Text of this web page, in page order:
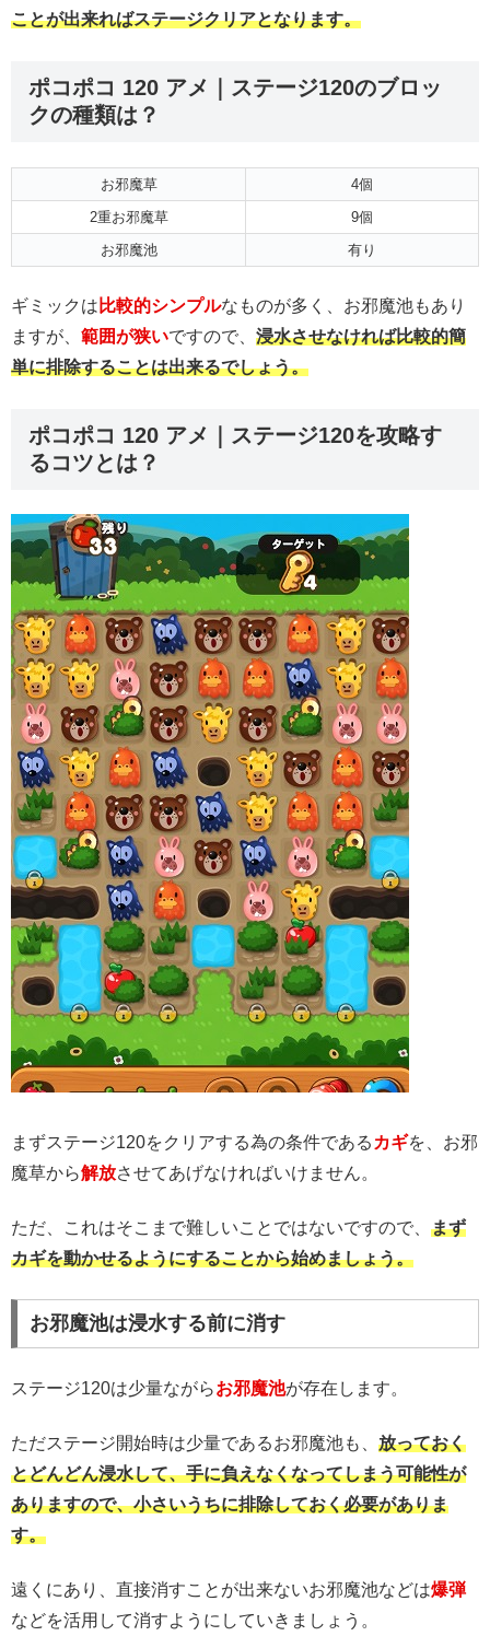
ことが出来ればステージクリアとなります。
ポコポコ 120 アメ｜ステージ120のブロッ
クの種類は？
お邪魔草
4個
2重お邪魔草
9個
お邪魔池
有り
ギミックは 比較的シンプルなものが多く、お邪魔池もあり
ますが、 範囲が狭いですので、 浸水させなければ比較的簡
単に排除することは出来るでしょう。
ポコポコ 120 アメ｜ステージ120を攻略す
るコツとは？
まずステージ120をクリアする為の条件である カギを、お邪
魔草から解放させてあげなければいけません。
ただ、これはそこまで難しいことではないですので、 まず
カギを動かせるようにすることから始めましょう。
お邪魔池は浸水する前に消す
ステージ120は少量ながらお邪魔池が存在します。
ただステージ開始時は少量であるお邪魔池も、 放っておく
とどんどん浸水して、手に負えなくなってしまう可能性が
ありますので、小さいうちに排除しておく必要がありま
す。
遠くにあり、直接消すことが出来ないお邪魔池などは爆弾
などを活用して消すようにしていきましょう。